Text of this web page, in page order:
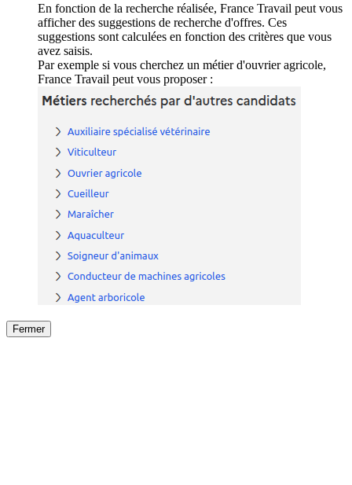
En fonction de la recherche réalisée, France Travail peut vous
afficher des suggestions de recherche d'offres. Ces
suggestions sont calculées en fonction des critères que vous
avez saisis.
Par exemple si vous cherchez un métier d'ouvrier agricole,
France Travail peut vous proposer :
Fermer